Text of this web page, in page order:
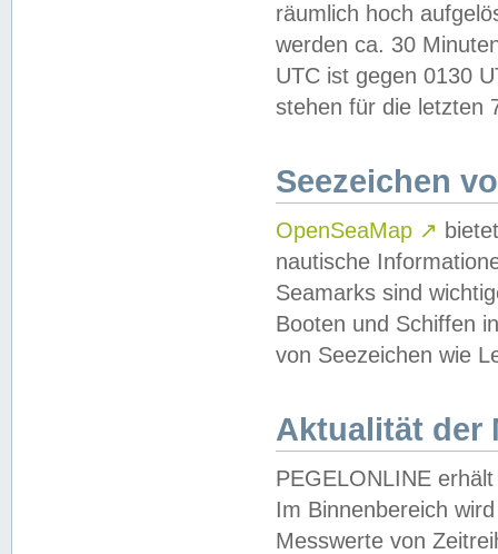
räumlich hoch
werden ca. 30
UTC ist gegen 0130
stehen für die letzten
Seezeichen
OpenSeaMap ↗
nautische
Seamarks sind
Booten und Schiffen
von Seezeichen wie
Aktualität der
PEGELONLINE
Im Binnenbereich
Messwerte von